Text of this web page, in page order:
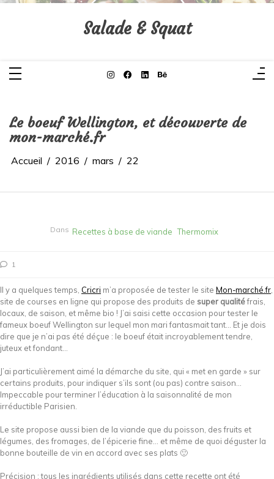
Aller
Salade & Squat
Le boeuf Wellington, et découverte de
mon-marché.fr
Accueil 2016 mars 22
Dans Recettes à base de viande Thermomix
1
Il y a quelques temps, Cricri m’a proposée de tester le site Mon-marché.fr
site de courses en ligne qui propose des produits de super qualitéfrais,
locaux, de saison, et même bio ! J’ai saisi cette occasion pour tester le
fameux boeuf Wellington sur lequel mon mari fantasmait tant… Et je dois
dire que je n’ai pas été déçue : le boeuf était incroyablement tendre,
juteux et fondant…
J’ai particulièrement aimé la démarche du site, qui « met en garde » sur
certains produits, pour indiquer s’ils sont (ou pas) contre saison…
Impeccable pour terminer l’éducation à la saisonnalité de mon
irréductible Parisien.
Le site propose aussi bien de la viande que du poisson, des fruits et
légumes, des fromages, de l’épicerie fine… et même de quoi déguster la
bonne bouteille de vin en accord avec ses plats 🙂
Précision : tous les ingrédients utilisés dans cette recette ont été